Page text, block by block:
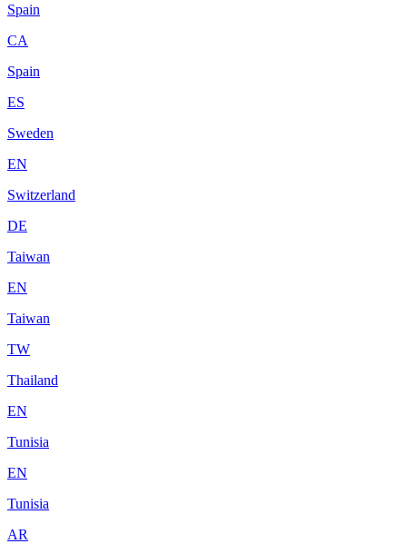
Spain
CA
Spain
ES
Sweden
EN
Switzerland
DE
Taiwan
EN
Taiwan
TW
Thailand
EN
Tunisia
EN
Tunisia
AR